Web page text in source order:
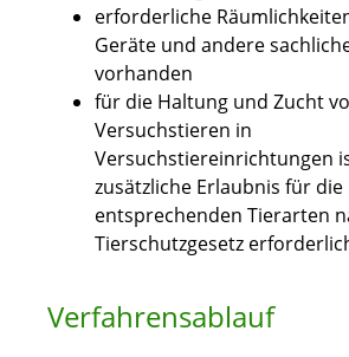
erforderliche
Geräte und andere
vorhanden
für die Haltung und Zucht
Versuchstieren in
Versuchstiereinrichtungen
zusätzliche Erlaubnis für die
entsprechenden Tierarten
Tierschutzgesetz
Verfahrensablauf